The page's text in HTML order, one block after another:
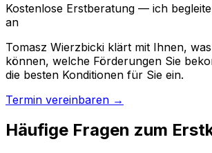
Kostenlose Erstberatung — ich
an
Tomasz Wierzbicki klärt mit Ihnen,
können, welche Förderungen Sie
die besten Konditionen für Sie ein.
Termin vereinbaren →
Häufige Fragen zum